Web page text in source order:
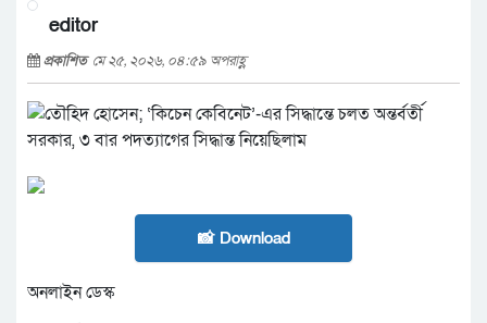
editor
প্রকাশিত মে ২৫, ২০২৬, ০৪:৫৯ অপরাহ্ণ
📸 Download
অনলাইন ডেস্ক